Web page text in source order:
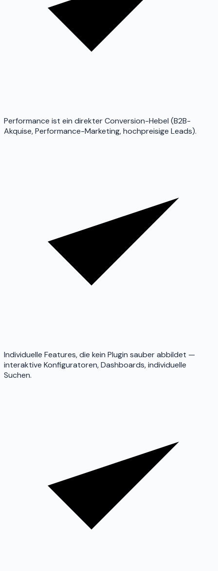
Performance ist ein direkter Conversion-Hebel (B2B-
Akquise, Performance-Marketing, hochpreisige Leads).
Individuelle Features, die kein Plugin sauber abbildet —
interaktive Konfiguratoren, Dashboards, individuelle
Suchen.